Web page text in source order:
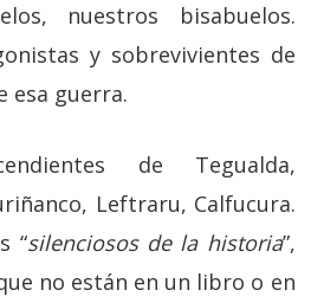
nuestros bisabuelos.
y sobrevivientes de
esa guerra.
de Tegualda,
Leftraru, Calfucura.
“silenciosos de la historia”,
no están en un libro o en